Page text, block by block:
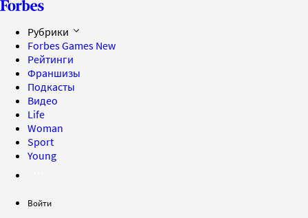
Рубрики
Forbes Games New
Рейтинги
Франшизы
Подкасты
Видео
Life
Woman
Sport
Young
Войти